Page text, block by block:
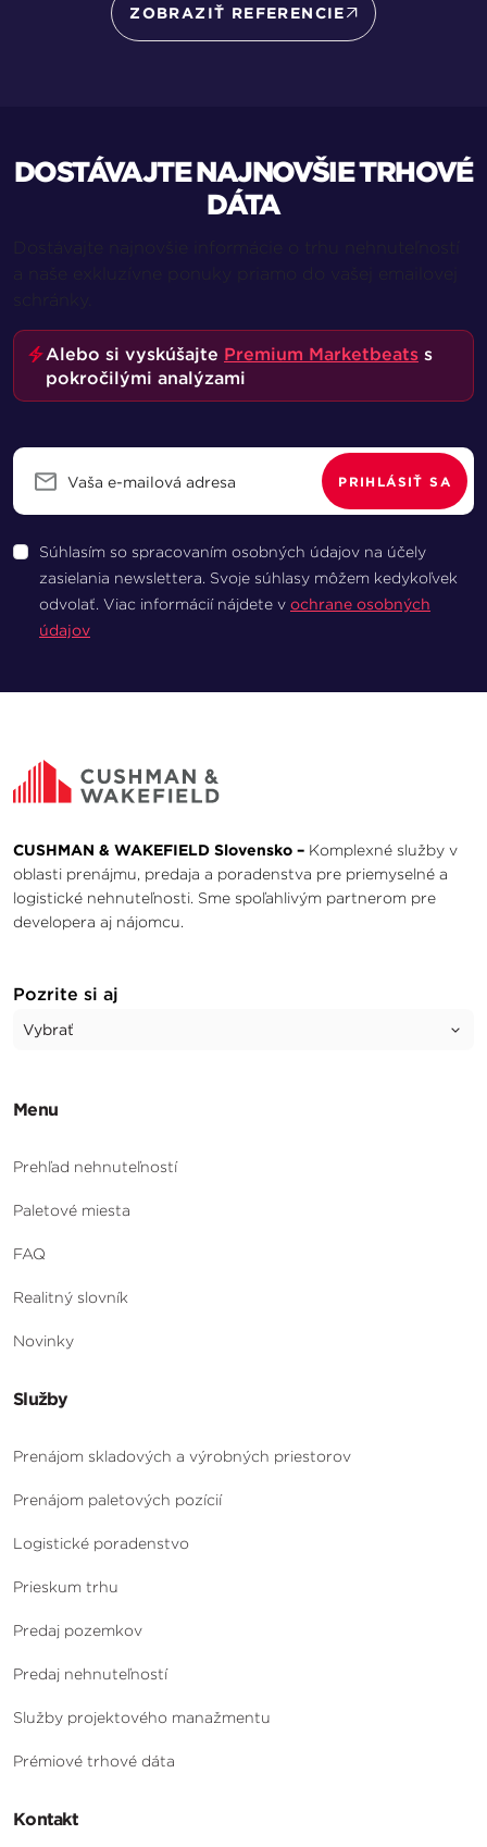
ZOBRAZIŤ REFERENCIE
DOSTÁVAJTE NAJNOVŠIE TRHOVÉ
DÁTA
Alebo si vyskúšajte Premium Marketbeats s
pokročilými analýzami
PRIHLÁSIŤ SA
Súhlasím so spracovaním osobných údajov na účely
zasielania newslettera. Svoje súhlasy môžem kedykoľvek
odvolať. Viac informácií nájdete v ochrane osobných
údajov
CUSHMAN & WAKEFIELD Slovensko – Komplexné služby v
oblasti prenájmu, predaja a poradenstva pre priemyselné a
logistické nehnuteľnosti. Sme spoľahlivým partnerom pre
developera aj nájomcu.
Pozrite si aj
Menu
Prehľad nehnuteľností
Paletové miesta
FAQ
Realitný slovník
Novinky
Služby
Prenájom skladových a výrobných priestorov
Prenájom paletových pozícií
Logistické poradenstvo
Prieskum trhu
Predaj pozemkov
Predaj nehnuteľností
Služby projektového manažmentu
Prémiové trhové dáta
Kontakt